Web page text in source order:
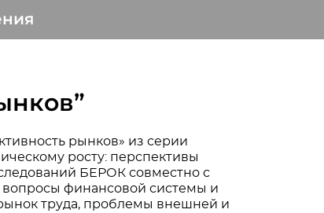
рынков» из серии
росту: перспективы
БЕРОК совместно с
финансовой системы и
труда, проблемы внешней и